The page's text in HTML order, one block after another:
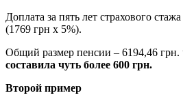
Доплата за пять лет страхового
(1769 грн х 5%).
Общий размер пенсии – 6194,46 грн.
составила чуть более 600 грн.
Второй пример